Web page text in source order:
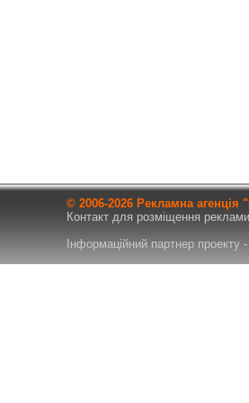
© 2006-2026 Рекламна
Контакт для розміщення
Інформаційний партнер проекту